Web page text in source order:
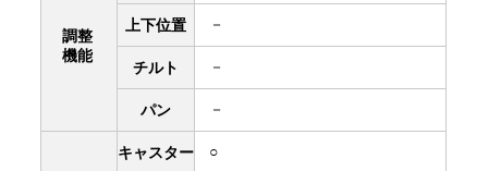
調整
機能
上下位置 －
チルト －
パン －
キャスター ○